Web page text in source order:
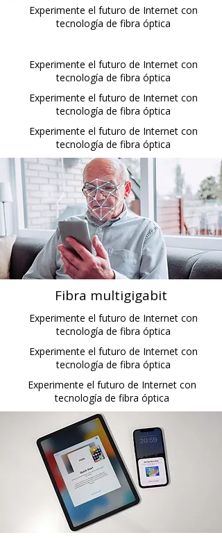
Experimente el futuro de Internet con
tecnología de fibra óptica
Experimente el futuro de Internet con
tecnología de fibra óptica
Experimente el futuro de Internet con
tecnología de fibra óptica
Experimente el futuro de Internet con
tecnología de fibra óptica
Fibra multigigabit
Experimente el futuro de Internet con
tecnología de fibra óptica
Experimente el futuro de Internet con
tecnología de fibra óptica
Experimente el futuro de Internet con
tecnología de fibra óptica